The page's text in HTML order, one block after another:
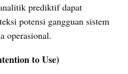
prediktif dapat
potensi gangguan sistem
operasional.
to Use)